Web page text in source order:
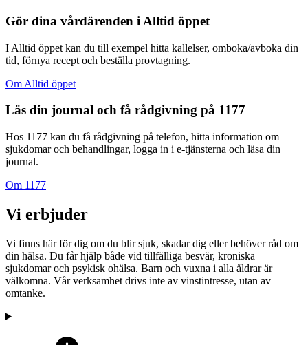
Gör dina vårdärenden i Alltid öppet
I Alltid öppet kan du till exempel hitta kallelser, omboka/avboka din
tid, förnya recept och beställa provtagning.
Om Alltid öppet
Läs din journal och få rådgivning på 1177
Hos 1177 kan du få rådgivning på telefon, hitta information om
sjukdomar och behandlingar, logga in i e-tjänsterna och läsa din
journal.
Om 1177
Vi erbjuder
Vi finns här för dig om du blir sjuk, skadar dig eller behöver råd om
din hälsa. Du får hjälp både vid tillfälliga besvär, kroniska
sjukdomar och psykisk ohälsa. Barn och vuxna i alla åldrar är
välkomna. Vår verksamhet drivs inte av vinstintresse, utan av
omtanke.